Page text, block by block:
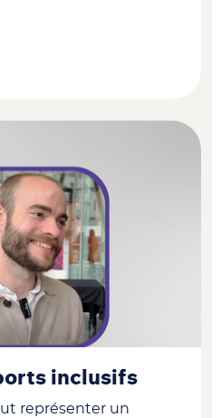
inclusifs
représenter un